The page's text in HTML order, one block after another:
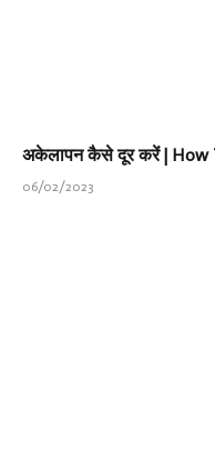
अकेलापन कैसे दूर करें | How
06/02/2023